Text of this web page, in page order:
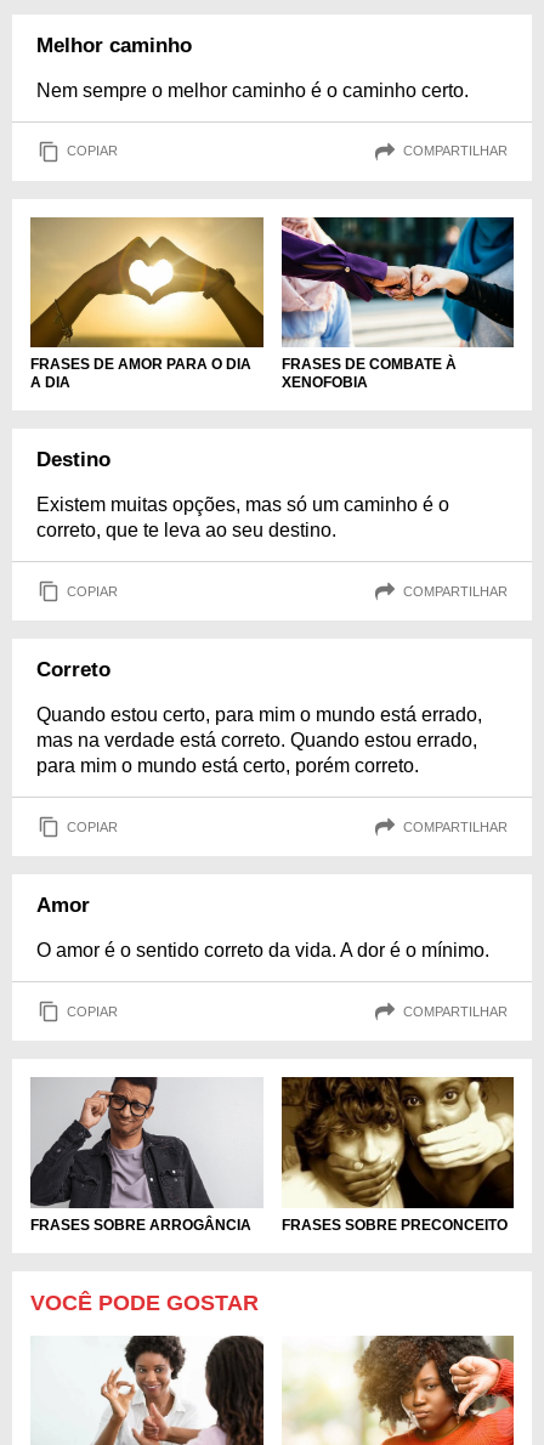
Melhor caminho
Nem sempre o melhor caminho é o caminho certo.
COPIAR COMPARTILHAR
FRASES DE AMOR PARA O DIA
A DIA
FRASES DE COMBATE À
XENOFOBIA
Destino
Existem muitas opções, mas só um caminho é o
correto, que te leva ao seu destino.
COPIAR COMPARTILHAR
Correto
Quando estou certo, para mim o mundo está errado,
mas na verdade está correto. Quando estou errado,
para mim o mundo está certo, porém correto.
COPIAR COMPARTILHAR
Amor
O amor é o sentido correto da vida. A dor é o mínimo.
COPIAR COMPARTILHAR
FRASES SOBRE ARROGÂNCIA FRASES SOBRE PRECONCEITO
VOCÊ PODE GOSTAR